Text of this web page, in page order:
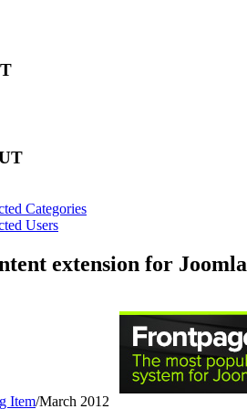
Categories
Users
extension for
Item/March 2012